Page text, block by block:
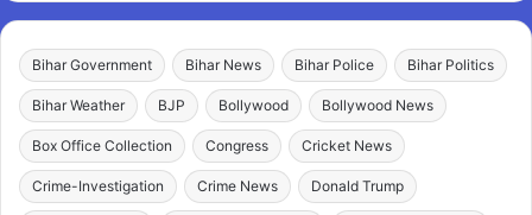
Bihar Government Bihar News Bihar Police Bihar Politics
Bihar Weather BJP Bollywood Bollywood News
Box Office Collection Congress Cricket News
Crime-Investigation Crime News Donald Trump